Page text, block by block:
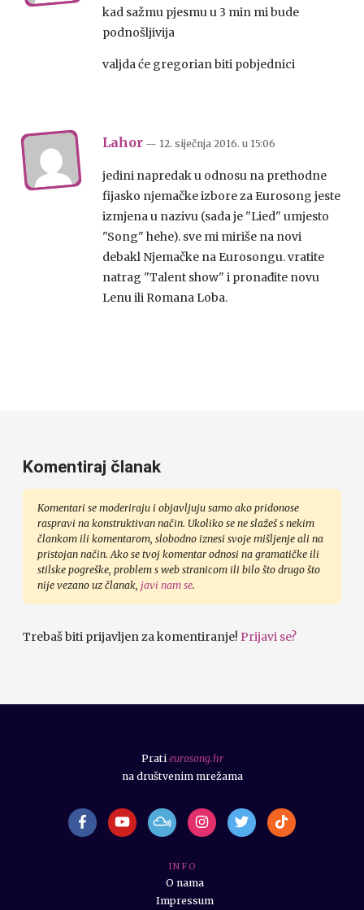
kad sažmu pjesmu u 3 min mi bude
podnošljivija
valjda će gregorian biti pobjednici
Lahor — 12. siječnja 2016. u 15:06
jedini napredak u odnosu na prethodne
fijasko njemačke izbore za Eurosong jeste
izmjena u nazivu (sada je "Lied" umjesto
"Song" hehe). sve mi miriše na novi
debakl Njemačke na Eurosongu. vratite
natrag "Talent show" i pronađite novu
Lenu ili Romana Loba.
Komentiraj članak
Komentari se moderiraju i objavljuju samo ako pridonose
raspravi na konstruktivan način. Ukoliko se ne slažeš s nekim
člankom ili komentarom, slobodno iznesi svoje mišljenje ali na
pristojan način. Ako se tvoj komentar odnosi na gramatičke ili
stilske pogreške, problem s web stranicom ili bilo što drugo što
nije vezano uz članak, javi nam se.
Trebaš biti prijavljen za komentiranje! Prijavi se?
I N F O
O nama
Impressum
Prati eurosong.hr
na društvenim mrežama